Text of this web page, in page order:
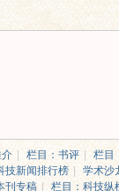
栏目：书评 栏目
技新闻排行榜 学术沙
刊专稿 栏目：科技纵